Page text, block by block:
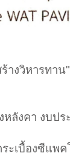
งวิหารทาน"
หลังคา งบป
ะเบื้องซีแพ